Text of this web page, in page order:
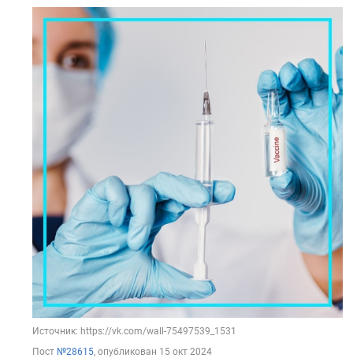
Источник: https://vk.com/wall-75497539_1531
Пост №28615, опубликован 15 окт 2024